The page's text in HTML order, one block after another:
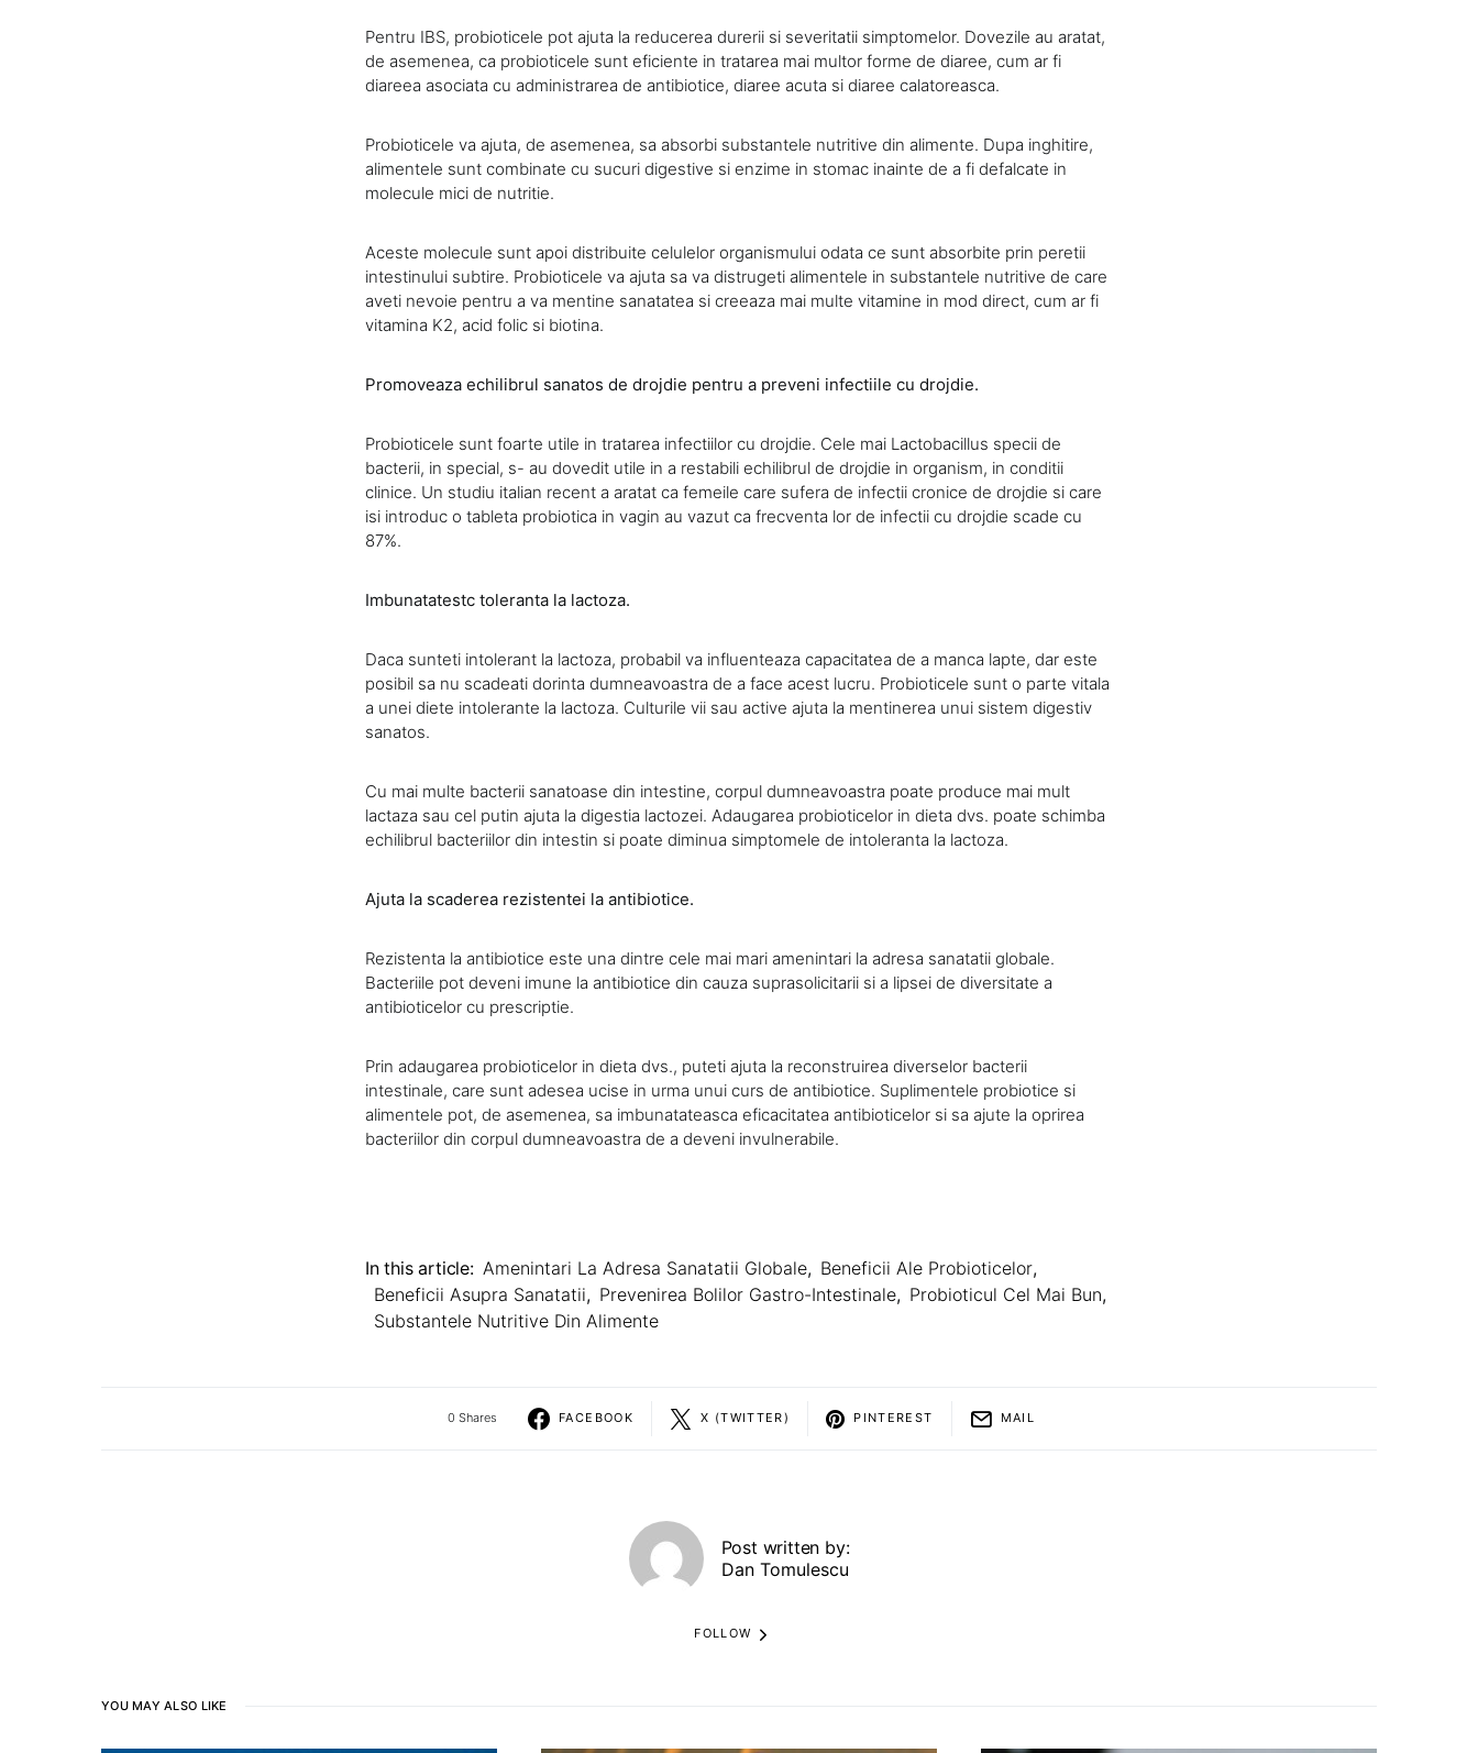
Pentru IBS, probioticele pot ajuta la reducerea durerii si severitatii simptomelor. Dovezile au aratat,
de asemenea, ca probioticele sunt eficiente in tratarea mai multor forme de diaree, cum ar fi
diareea asociata cu administrarea de antibiotice, diaree acuta si diaree calatoreasca.
Probioticele va ajuta, de asemenea, sa absorbi substantele nutritive din alimente. Dupa inghitire,
alimentele sunt combinate cu sucuri digestive si enzime in stomac inainte de a fi defalcate in
molecule mici de nutritie.
Aceste molecule sunt apoi distribuite celulelor organismului odata ce sunt absorbite prin peretii
intestinului subtire. Probioticele va ajuta sa va distrugeti alimentele in substantele nutritive de care
aveti nevoie pentru a va mentine sanatatea si creeaza mai multe vitamine in mod direct, cum ar fi
vitamina K2, acid folic si biotina.
Promoveaza echilibrul sanatos de drojdie pentru a preveni infectiile cu drojdie.
Probioticele sunt foarte utile in tratarea infectiilor cu drojdie. Cele mai Lactobacillus specii de
bacterii, in special, s- au dovedit utile in a restabili echilibrul de drojdie in organism, in conditii
clinice. Un studiu italian recent a aratat ca femeile care sufera de infectii cronice de drojdie si care
isi introduc o tableta probiotica in vagin au vazut ca frecventa lor de infectii cu drojdie scade cu
87%.
Imbunatatestc toleranta la lactoza.
Daca sunteti intolerant la lactoza, probabil va influenteaza capacitatea de a manca lapte, dar este
posibil sa nu scadeati dorinta dumneavoastra de a face acest lucru. Probioticele sunt o parte vitala
a unei diete intolerante la lactoza. Culturile vii sau active ajuta la mentinerea unui sistem digestiv
sanatos.
Cu mai multe bacterii sanatoase din intestine, corpul dumneavoastra poate produce mai mult
lactaza sau cel putin ajuta la digestia lactozei. Adaugarea probioticelor in dieta dvs. poate schimba
echilibrul bacteriilor din intestin si poate diminua simptomele de intoleranta la lactoza.
Ajuta la scaderea rezistentei la antibiotice.
Rezistenta la antibiotice este una dintre cele mai mari amenintari la adresa sanatatii globale.
Bacteriile pot deveni imune la antibiotice din cauza suprasolicitarii si a lipsei de diversitate a
antibioticelor cu prescriptie.
Prin adaugarea probioticelor in dieta dvs., puteti ajuta la reconstruirea diverselor bacterii
intestinale, care sunt adesea ucise in urma unui curs de antibiotice. Suplimentele probiotice si
alimentele pot, de asemenea, sa imbunatateasca eficacitatea antibioticelor si sa ajute la oprirea
bacteriilor din corpul dumneavoastra de a deveni invulnerabile.
In this article: Amenintari La Adresa Sanatatii Globale, Beneficii Ale Probioticelor,
Beneficii Asupra Sanatatii, Prevenirea Bolilor Gastro-Intestinale, Probioticul Cel Mai Bun,
Substantele Nutritive Din Alimente
0 Shares FACEBOOK X (TWITTER) PINTEREST MAIL
Post written by:
Dan Tomulescu
FOLLOW
YOU MAY ALSO LIKE